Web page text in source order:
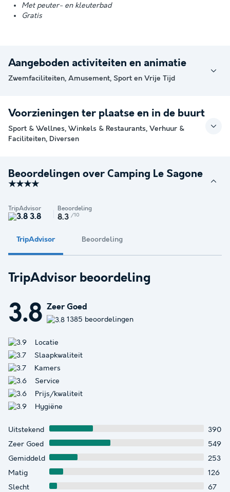
Met peuter- en kleuterbad
Gratis
Aangeboden activiteiten en animatie
Zwemfaciliteiten, Amusement, Sport en Vrije Tijd
Voorzieningen ter plaatse en in de buurt
Sport & Wellnes, Winkels & Restaurants, Verhuur &
Faciliteiten, Diversen
Beoordelingen over Camping Le Sagone
★★★★
TripAdvisor
3.8
Beoordeling
8.3 /10
TripAdvisor Beoordeling
TripAdvisor beoordeling
3.8 Zeer Goed
1385 beoordelingen
Locatie
Slaapkwaliteit
Kamers
Service
Prijs/kwaliteit
Hygiëne
Uitstekend
390
Zeer Goed
549
Gemiddeld
253
Matig
126
Slecht
67